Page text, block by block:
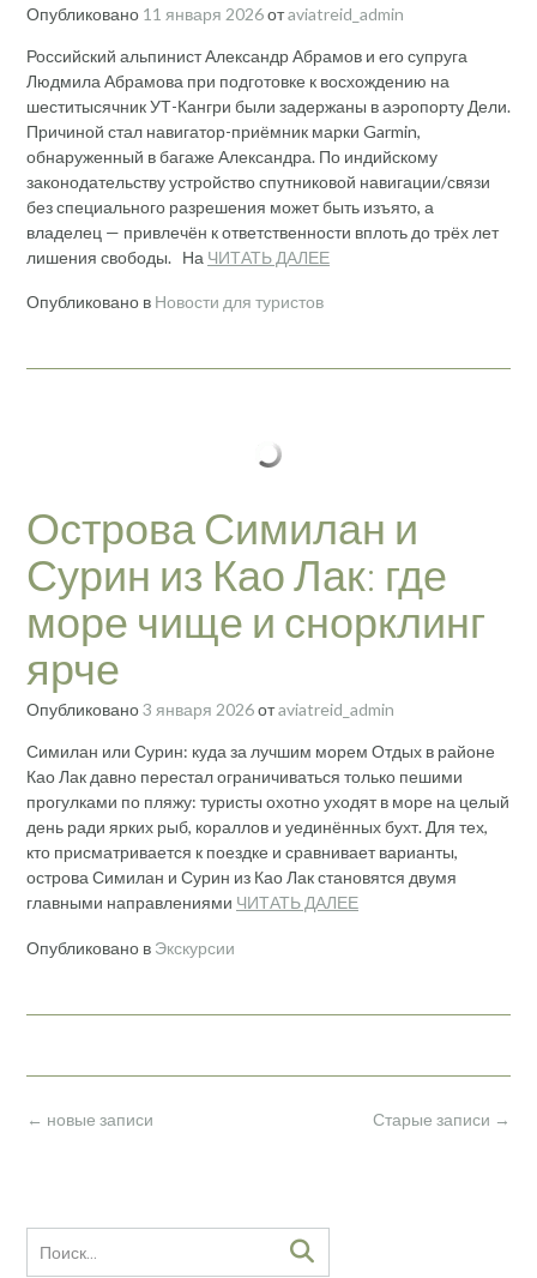
Опубликовано 11 января 2026отaviatreid_admin
Российский альпинист Александр Абрамов и его супруга
Людмила Абрамова при подготовке к восхождению на
шеститысячник УТ-Кангри были задержаны в аэропорту Дели.
Причиной стал навигатор-приёмник марки Garmin,
обнаруженный в багаже Александра. По индийскому
законодательству устройство спутниковой навигации/связи
без специального разрешения может быть изъято, а
владелец — привлечён к ответственности вплоть до трёх лет
лишения свободы. На ЧИТАТЬ ДАЛЕЕ
Опубликовано в Новости для туристов
Острова Симилан и
Сурин из Као Лак: где
море чище и снорклинг
ярче
Опубликовано3 января 2026отaviatreid_admin
Симилан или Сурин: куда за лучшим морем Отдых в районе
Као Лак давно перестал ограничиваться только пешими
прогулками по пляжу: туристы охотно уходят в море на целый
день ради ярких рыб, кораллов и уединённых бухт. Для тех,
кто присматривается к поездке и сравнивает варианты,
острова Симилан и Сурин из Као Лак становятся двумя
главными направлениями ЧИТАТЬ ДАЛЕЕ
Опубликовано в Экскурсии
Навигация
Старые записи →
← новые записи